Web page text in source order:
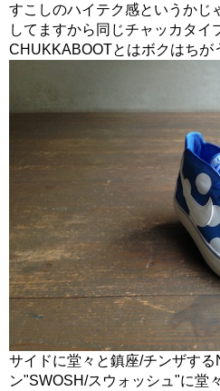
すこしのハイテク感というかじ
してますから同じチャッカタイ
CHUKKABOOTとはボクはちが
サイドに堂々と鎮座/チンザす
ン"SWOSH/スウォッシュ"に堂